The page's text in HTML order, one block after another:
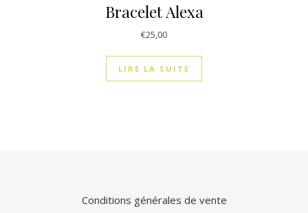
Bracelet Alexa
€25,00
LIRE LA SUITE
Conditions générales de vente